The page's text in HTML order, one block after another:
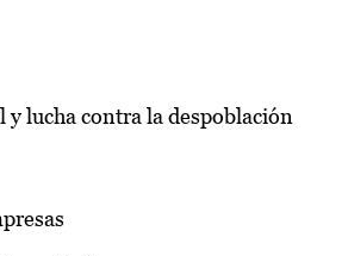
lucha contra la despoblación